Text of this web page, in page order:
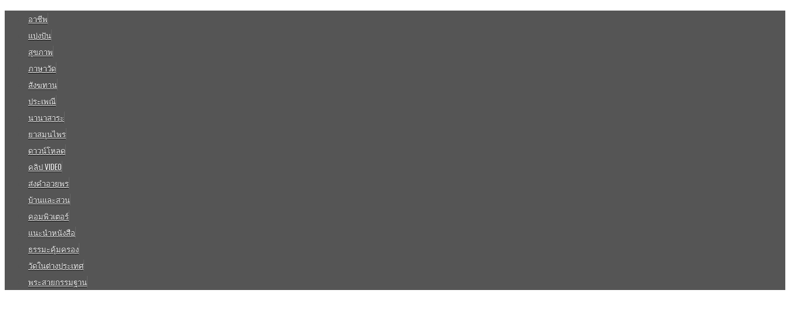
อาชีพ
แบ่งปัน
สุขภาพ
ภาษาวัด
สังฆทาน
ประเพณี
นานาสาระ
ยาสมุนไพร
ดาวน์โหลด
คลิป VIDEO
ส่งคำอวยพร
บ้านและสวน
คอมพิวเตอร์
แนะนำหนังสือ
ธรรมะคุ้มครอง
วัดในต่างประเทศ
พระสายกรรมฐาน